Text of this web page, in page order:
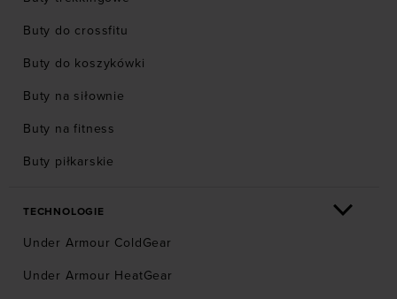
Buty do crossfitu
Buty do koszykówki
Buty na siłownie
Buty na fitness
Buty piłkarskie
TECHNOLOGIE
Under Armour ColdGear
Under Armour HeatGear